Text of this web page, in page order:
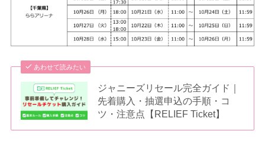
あわせて読みたい
ジャニーズリセール完全ガイド｜
先着購入・抽選申込の手順・コ
ツ・注意点【RELIEF Ticket】